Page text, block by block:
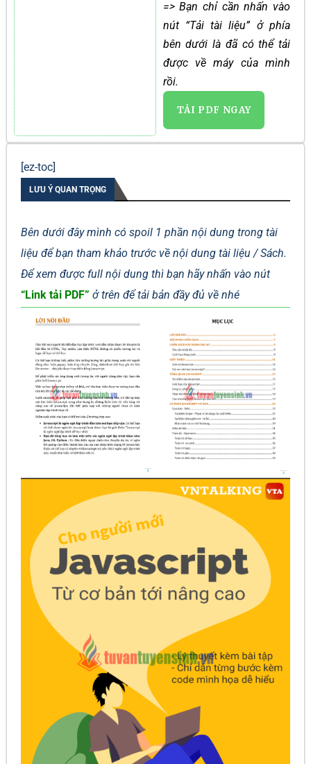
=> Bạn chỉ cần nhấn vào
nút “Tải tài liệu” ở phía
bên dưới là đã có thể tải
được về máy của mình
rồi.
TẢI PDF NGAY
[ez-toc]
LƯU Ý QUAN TRỌNG
Bên dưới đây mình có spoil 1 phần nội dung trong tài
liệu để bạn tham khảo trước về nội dung tài liệu / Sách.
Để xem được full nội dung thì bạn hãy nhấn vào nút
“Link tải PDF” ở trên để tải bản đầy đủ về nhé